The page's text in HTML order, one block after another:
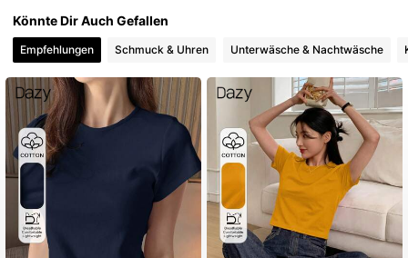
Könnte Dir Auch Gefallen
Empfehlungen Schmuck & Uhren Unterwäsche & Nachtwäsche